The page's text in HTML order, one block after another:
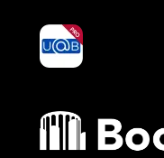
yoU@B
Bocconi shop